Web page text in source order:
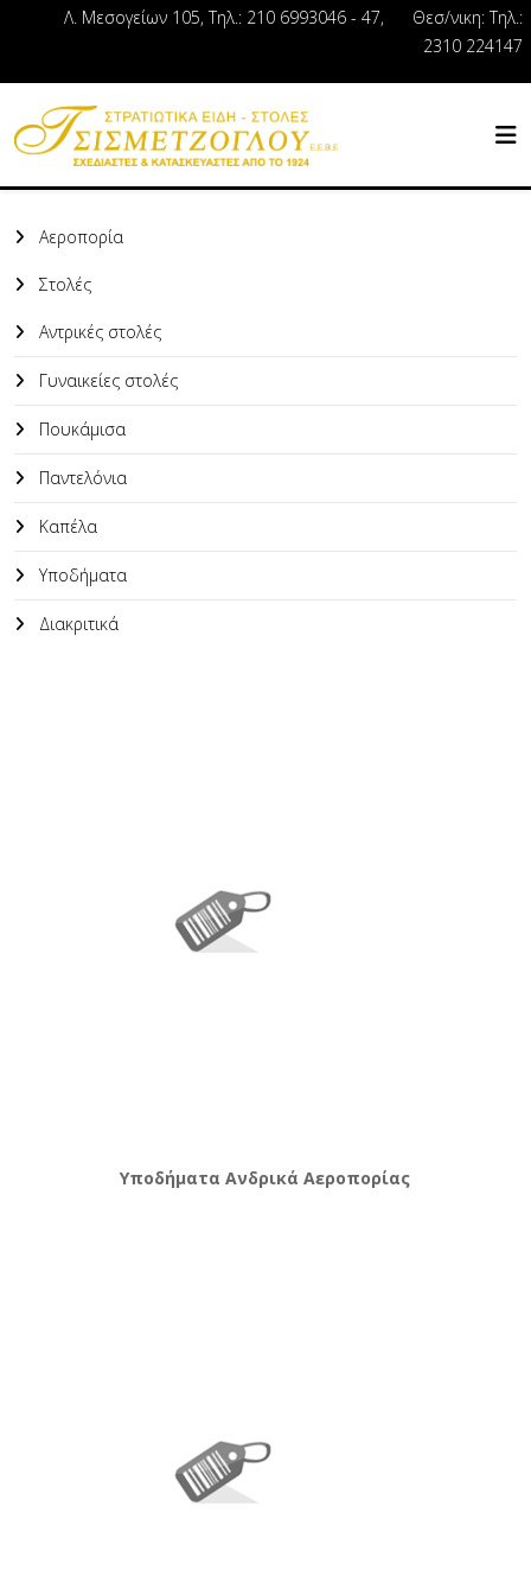
Λ. Μεσογείων 105, Τηλ.: 210 6993046 - 47, Θεσ/νικη: Τηλ.:
2310 224147
Αεροπορία
Στολές
Αντρικές στολές
Γυναικείες στολές
Πουκάμισα
Παντελόνια
Καπέλα
Υποδήματα
Διακριτικά
Υποδήματα Ανδρικά Αεροπορίας